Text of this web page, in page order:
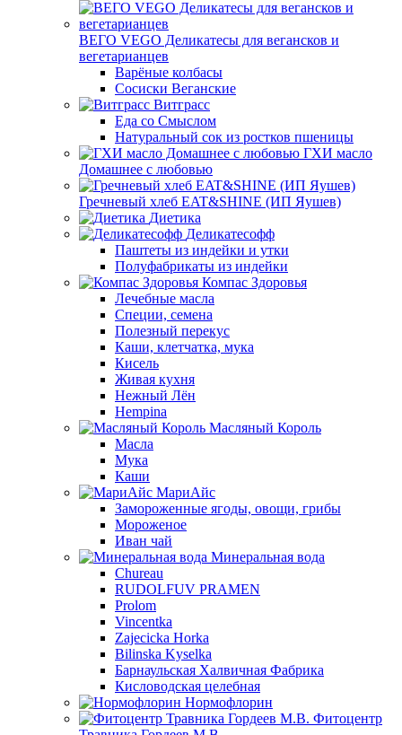
ВЕГО VEGO Деликатесы для вегансков и
вегетарианцев
Варёные колбасы
Сосиски Веганские
Витграсс
Еда со Смыслом
Натуральный сок из ростков пшеницы
ГХИ масло
Домашнее с любовью
Гречневый хлеб EAT&SHINE (ИП Яушев)
Диетика
Деликатесофф
Паштеты из индейки и утки
Полуфабрикаты из индейки
Компас Здоровья
Лечебные масла
Специи, семена
Полезный перекус
Каши, клетчатка, мука
Кисель
Живая кухня
Нежный Лён
Hempina
Масляный Король
Масла
Мука
Каши
МариАйс
Замороженные ягоды, овощи, грибы
Мороженое
Иван чай
Минеральная вода
Chureau
RUDOLFUV PRAMEN
Prolom
Vincentka
Zajecicka Horka
Bilinska Kyselka
Барнаульская Халвичная Фабрика
Кисловодская целебная
Нормофлорин
Фитоцентр